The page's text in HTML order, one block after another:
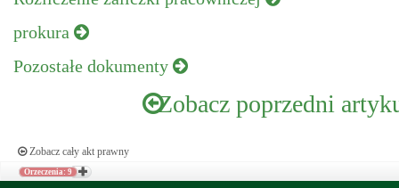
prokura
Pozostałe dokumenty
Zobacz poprzedni
Zobacz cały akt prawny
Orzeczenia: 9